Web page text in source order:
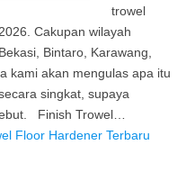
trowel
Cakupan wilayah
Bintaro, Karawang,
kami akan mengulas apa itu
singkat, supaya
Finish Trowel…
Floor Hardener Terbaru